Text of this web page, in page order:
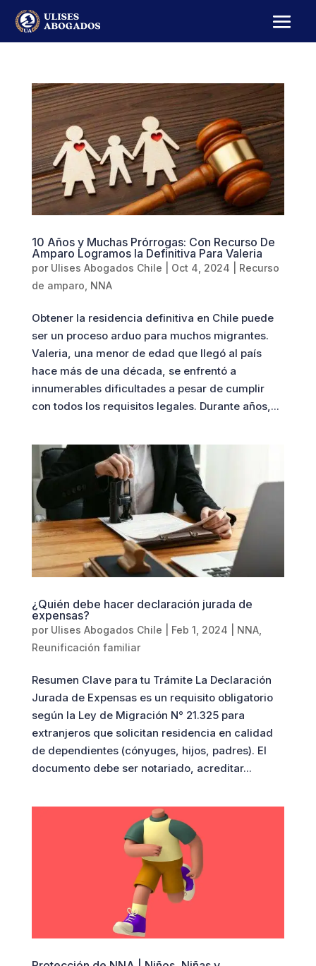
10 Años y Muchas Prórrogas: Con Recurso De
Amparo Logramos la Definitiva Para Valeria
por Ulises Abogados Chile Oct 4, 2024
Recurso
de amparo, NNA
Obtener la residencia definitiva en Chile puede
ser un proceso arduo para muchos migrantes.
Valeria, una menor de edad que llegó al país
hace más de una década, se enfrentó a
innumerables dificultades a pesar de cumplir
con todos los requisitos legales. Durante años,...
¿Quién debe hacer declaración jurada de
expensas?
por Ulises Abogados Chile Feb 1, 2024 NNA,
Reunificación familiar
Resumen Clave para tu Trámite La Declaración
Jurada de Expensas es un requisito obligatorio
según la Ley de Migración N° 21.325 para
extranjeros que solicitan residencia en calidad
de dependientes (cónyuges, hijos, padres). El
documento debe ser notariado, acreditar...